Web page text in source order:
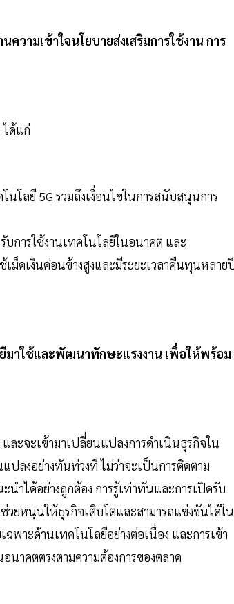
วามเข้าใจนโยบายส่งเสริมการใช้งาน การ
ได้แก่
นโลยี 5G รวมถึงเงื่อนไขในการสนับสนุนการ
การใช้งานเทคโนโลยีในอนาคต และ
เม็ดเงินค่อนข้างสูงและมีระยะเวลาคืนทุนหลาย
ยีมาใช้และพัฒนาทักษะแรงงาน เพื่อให้พร้อม
ะจะเข้ามาเปลี่ยนแปลงการดำเนินธุรกิจใน
ปลงอย่างทันท่วงที ไม่ว่าจะเป็นการติดตาม
ำได้อย่างถูกต้อง การรู้เท่าทันและการเปิดรับ
วยหนุนให้ธุรกิจเติบโตและสามารถแข่งขันได้ใน
พาะด้านเทคโนโลยีอย่างต่อเนื่อง และการเข้า
าคตตรงตามความต้องการของตลาด